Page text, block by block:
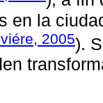
en la
2005).